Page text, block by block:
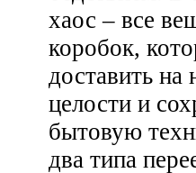
хаос – все
коробок,
доставить
целости и
бытовую
два типа